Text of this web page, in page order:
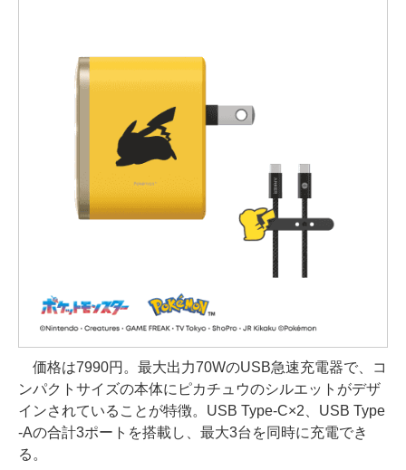
価格は7990円。最大出力70WのUSB急速充電器で、コ
ンパクトサイズの本体にピカチュウのシルエットがデザ
インされていることが特徴。USB Type-C×2、USB Type
-Aの合計3ポートを搭載し、最大3台を同時に充電でき
る。